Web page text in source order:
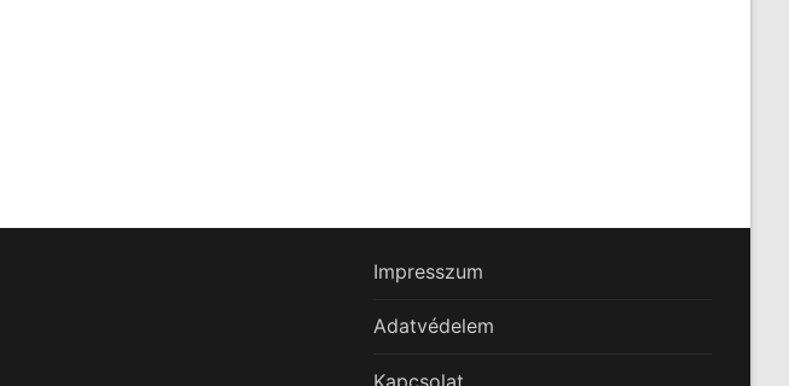
Impresszum
Adatvédelem
Kapcsolat